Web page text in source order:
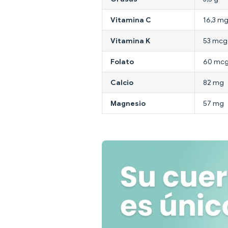
Vitamina C 16,3 mg
Vitamina K 53 mcg
Folato 60
Calcio 82 mg
Magnesio 57 mg